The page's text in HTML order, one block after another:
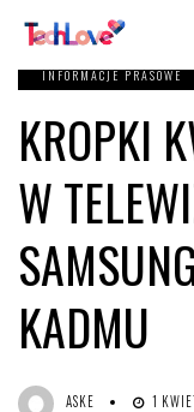
INFORMACJE PRASOWE
KROPKI
W
KADMU
ASKE 1